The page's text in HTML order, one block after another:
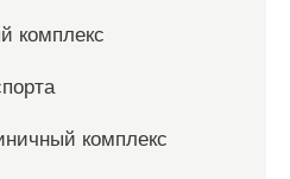
комплекс
комплекс